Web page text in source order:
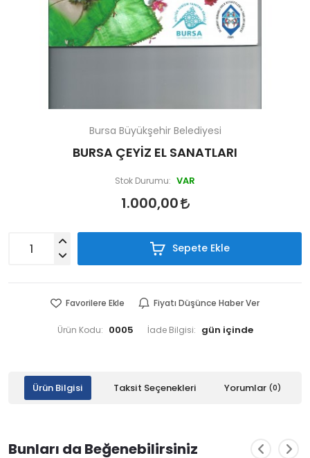
Bursa Büyükşehir Belediyesi
BURSA ÇEYİZ EL SANATLARI
Stok Durumu: VAR
1.000,00
Sepete Ekle
Favorilere Ekle Fiyatı Düşünce Haber Ver
Ürün Kodu: 0005 İade Bilgisi:
Ürün Bilgisi Taksit Seçenekleri Yorumlar (0)
Bunları da Beğenebilirsiniz